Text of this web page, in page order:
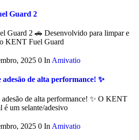
Guard 2
Guard 2 🚗 Desenvolvido para limpar e
KENT Fuel Guard
2025 0 In Amivatio
adesão de alta performance! ✨
adesão de alta performance! ✨ O KENT
é um selante/adesivo
2025 0 In Amivatio